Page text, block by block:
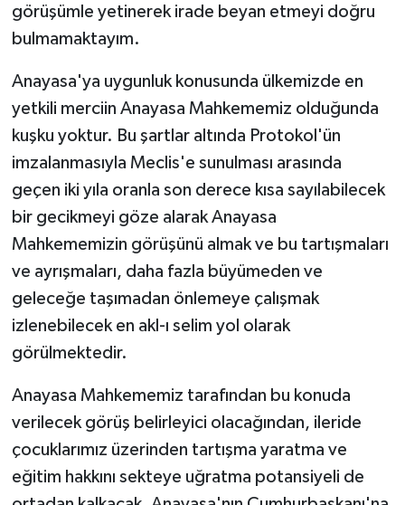
görüşümle yetinerek irade beyan etmeyi doğru
bulmamaktayım.
Anayasa'ya uygunluk konusunda ülkemizde en
yetkili merciin Anayasa Mahkememiz olduğunda
kuşku yoktur. Bu şartlar altında Protokol'ün
imzalanmasıyla Meclis'e sunulması arasında
geçen iki yıla oranla son derece kısa sayılabilecek
bir gecikmeyi göze alarak Anayasa
Mahkememizin görüşünü almak ve bu tartışmaları
ve ayrışmaları, daha fazla büyümeden ve
geleceğe taşımadan önlemeye çalışmak
izlenebilecek en akl-ı selim yol olarak
görülmektedir.
Anayasa Mahkememiz tarafından bu konuda
verilecek görüş belirleyici olacağından, ileride
çocuklarımız üzerinden tartışma yaratma ve
eğitim hakkını sekteye uğratma potansiyeli de